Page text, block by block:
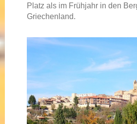
Platz als im Frühjahr in den
Griechenland.